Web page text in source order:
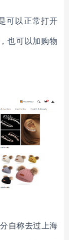
可以正常打开
也可以加购物
自称去过上海